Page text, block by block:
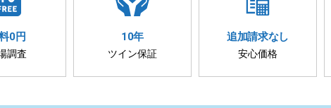
0円
調査
10年
ツイン保証
追加請求なし
安心価格